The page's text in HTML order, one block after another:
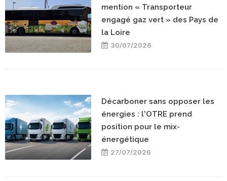
mention « Transporteur
engagé gaz vert » des Pays de
la Loire
30/07/2026
Décarboner sans opposer les
énergies : l'OTRE prend
position pour le mix-
énergétique
27/07/2026